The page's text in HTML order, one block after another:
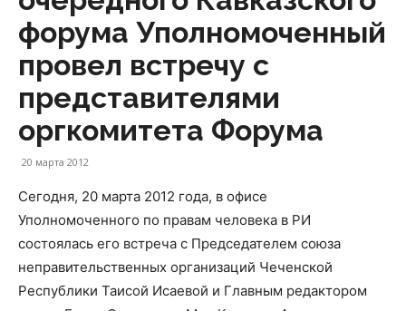
форума Уполномоченный
провел встречу с
представителями
оргкомитета Форума
20 марта 2012
Сегодня, 20 марта 2012 года, в офисе
Уполномоченного по правам человека в РИ
состоялась его встреча с Председателем союза
неправительственных организаций Чеченской
Республики Таисой Исаевой и Главным редактором